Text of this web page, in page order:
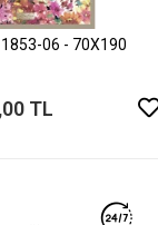
1853-06 - 70X190
TL